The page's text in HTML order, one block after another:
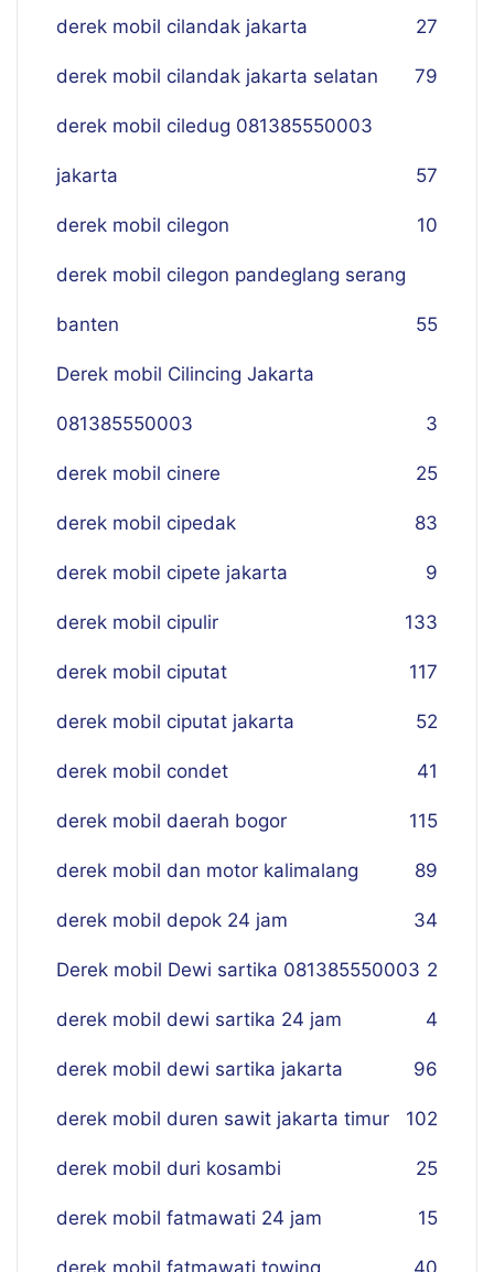
derek mobil cilandak jakarta 27
derek mobil cilandak jakarta selatan 79
derek mobil ciledug 081385550003
jakarta 57
derek mobil cilegon 10
derek mobil cilegon pandeglang serang
banten 55
Derek mobil Cilincing Jakarta
081385550003 3
derek mobil cinere 25
derek mobil cipedak 83
derek mobil cipete jakarta 9
derek mobil cipulir 133
derek mobil ciputat 117
derek mobil ciputat jakarta 52
derek mobil condet 41
derek mobil daerah bogor 115
derek mobil dan motor kalimalang 89
derek mobil depok 24 jam 34
Derek mobil Dewi sartika 081385550003 2
derek mobil dewi sartika 24 jam 4
derek mobil dewi sartika jakarta 96
derek mobil duren sawit jakarta timur 102
derek mobil duri kosambi 25
derek mobil fatmawati 24 jam 15
derek mobil fatmawati towing 40